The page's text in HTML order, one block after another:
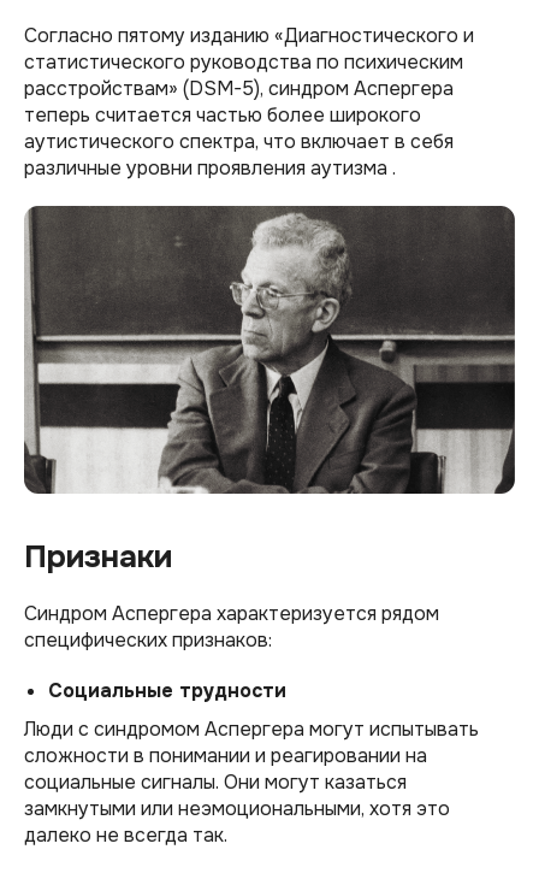
Согласно пятому изданию «Диагностического и
статистического руководства по психическим
расстройствам» (DSM-5), синдром Аспергера
теперь считается частью более широкого
аутистического спектра, что включает в себя
различные уровни проявления аутизма .
Признаки
Синдром Аспергера характеризуется рядом
специфических признаков:
Социальные трудности
Люди с синдромом Аспергера могут испытывать
сложности в понимании и реагировании на
социальные сигналы. Они могут казаться
замкнутыми или неэмоциональными, хотя это
далеко не всегда так.